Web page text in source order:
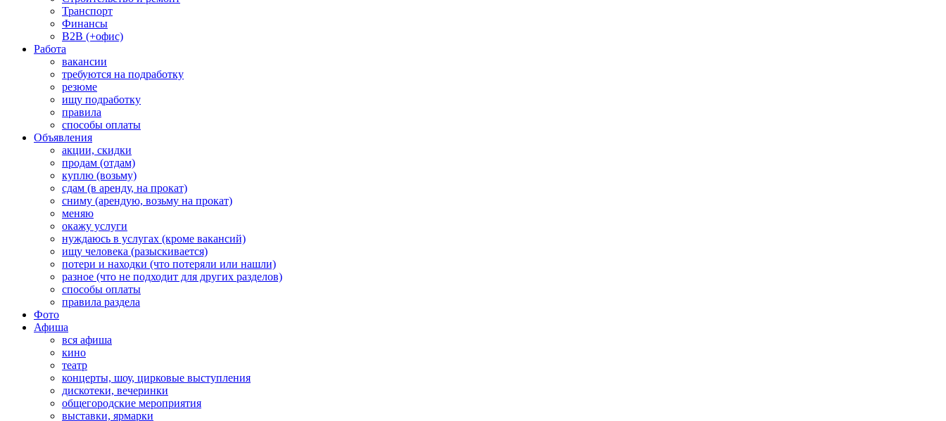
Транспорт
Финансы
B2B (+офис)
Работа
вакансии
требуются на подработку
резюме
ищу подработку
правила
способы оплаты
Объявления
акции, скидки
продам (отдам)
куплю (возьму)
сдам (в аренду, на прокат)
сниму (арендую, возьму на прокат)
меняю
окажу услуги
нуждаюсь в услугах (кроме вакансий)
ищу человека (разыскивается)
потери и находки (что потеряли или нашли)
разное (что не подходит для других разделов)
способы оплаты
правила раздела
Фото
Афиша
вся афиша
кино
театр
концерты, шоу, цирковые выступления
дискотеки, вечеринки
общегородские мероприятия
выставки, ярмарки